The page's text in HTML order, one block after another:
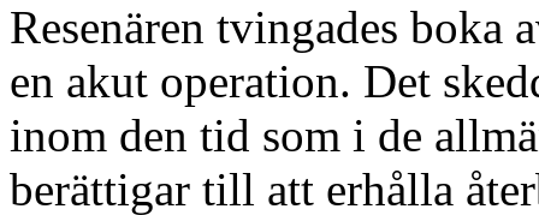
Resenären tvingades boka
en akut operation. Det
inom den tid som i de
berättigar till att erhålla